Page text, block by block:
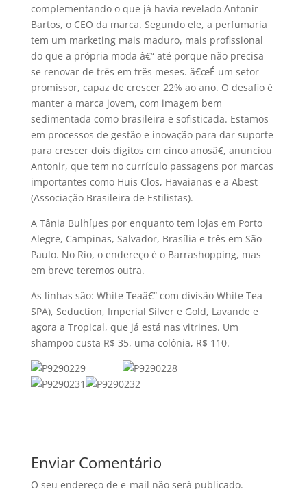
complementando o que já havia revelado Antonir
Bartos, o CEO da marca. Segundo ele, a perfumaria
tem um marketing mais maduro, mais profissional
do que a própria moda â€“ até porque não precisa
se renovar de três em três meses. â€œÉ um setor
promissor, capaz de crescer 22% ao ano. O desafio é
manter a marca jovem, com imagem bem
sedimentada como brasileira e sofisticada. Estamos
em processos de gestão e inovação para dar suporte
para crescer dois dí­gitos em cinco anosâ€, anunciou
Antonir, que tem no currí­culo passagens por marcas
importantes como Huis Clos, Havaianas e a Abest
(Associação Brasileira de Estilistas).
A Tânia Bulhíµes por enquanto tem lojas em Porto
Alegre, Campinas, Salvador, Brasí­lia e três em São
Paulo. No Rio, o endereço é o Barrashopping, mas
em breve teremos outra.
As linhas são: White Teaâ€“ com divisão White Tea
SPA), Seduction, Imperial Silver e Gold, Lavande e
agora a Tropical, que já está nas vitrines. Um
shampoo custa R$ 35, uma colônia, R$ 110.
Enviar Comentário
O seu endereço de e-mail não será publicado.